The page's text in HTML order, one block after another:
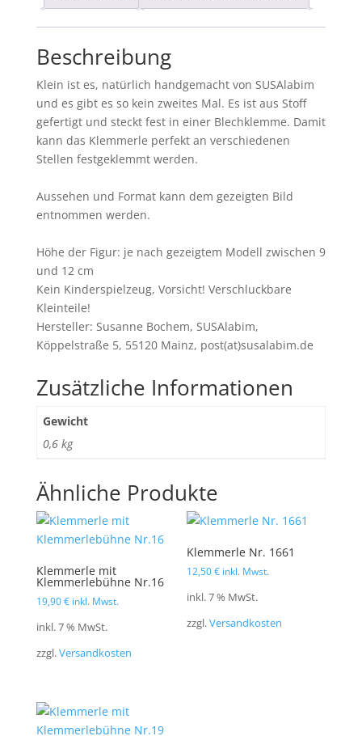
Beschreibung
Klein ist es, natürlich handgemacht von SUSAlabim
und es gibt es so kein zweites Mal. Es ist aus Stoff
gefertigt und steckt fest in einer Blechklemme. Damit
kann das Klemmerle perfekt an verschiedenen
Stellen festgeklemmt werden.
Aussehen und Format kann dem gezeigten Bild
entnommen werden.
Höhe der Figur: je nach gezeigtem Modell zwischen 9
und 12 cm
Kein Kinderspielzeug, Vorsicht! Verschluckbare
Kleinteile!
Hersteller: Susanne Bochem, SUSAlabim,
Köppelstraße 5, 55120 Mainz, post(at)susalabim.de
Zusätzliche Informationen
Gewicht
0,6 kg
Ähnliche Produkte
Klemmerle mit
Klemmerlebühne Nr.16
19,90€ inkl. Mwst.
inkl. 7 % MwSt.
zzgl.Versandkosten
Klemmerle Nr. 1661
12,50€ inkl. Mwst.
inkl. 7 % MwSt.
zzgl.Versandkosten